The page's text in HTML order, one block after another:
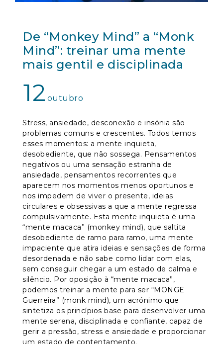
De “Monkey Mind” a “Monk
Mind”: treinar uma mente
mais gentil e disciplinada
12outubro
Stress, ansiedade, desconexão e insónia são
problemas comuns e crescentes. Todos temos
esses momentos: a mente inquieta,
desobediente, que não sossega. Pensamentos
negativos ou uma sensação estranha de
ansiedade, pensamentos recorrentes que
aparecem nos momentos menos oportunos e
nos impedem de viver o presente, ideias
circulares e obsessivas a que a mente regressa
compulsivamente. Esta mente inquieta é uma
“mente macaca” (monkey mind), que saltita
desobediente de ramo para ramo, uma mente
impaciente que atira ideias e sensações de forma
desordenada e não sabe como lidar com elas,
sem conseguir chegar a um estado de calma e
silêncio. Por oposição à “mente macaca”,
podemos treinar a mente para ser “MONGE
Guerreira” (monk mind), um acrónimo que
sintetiza os princípios base para desenvolver uma
mente serena, disciplinada e confiante, capaz de
gerir a pressão, stress e ansiedade e proporcionar
um estado de contentamento.